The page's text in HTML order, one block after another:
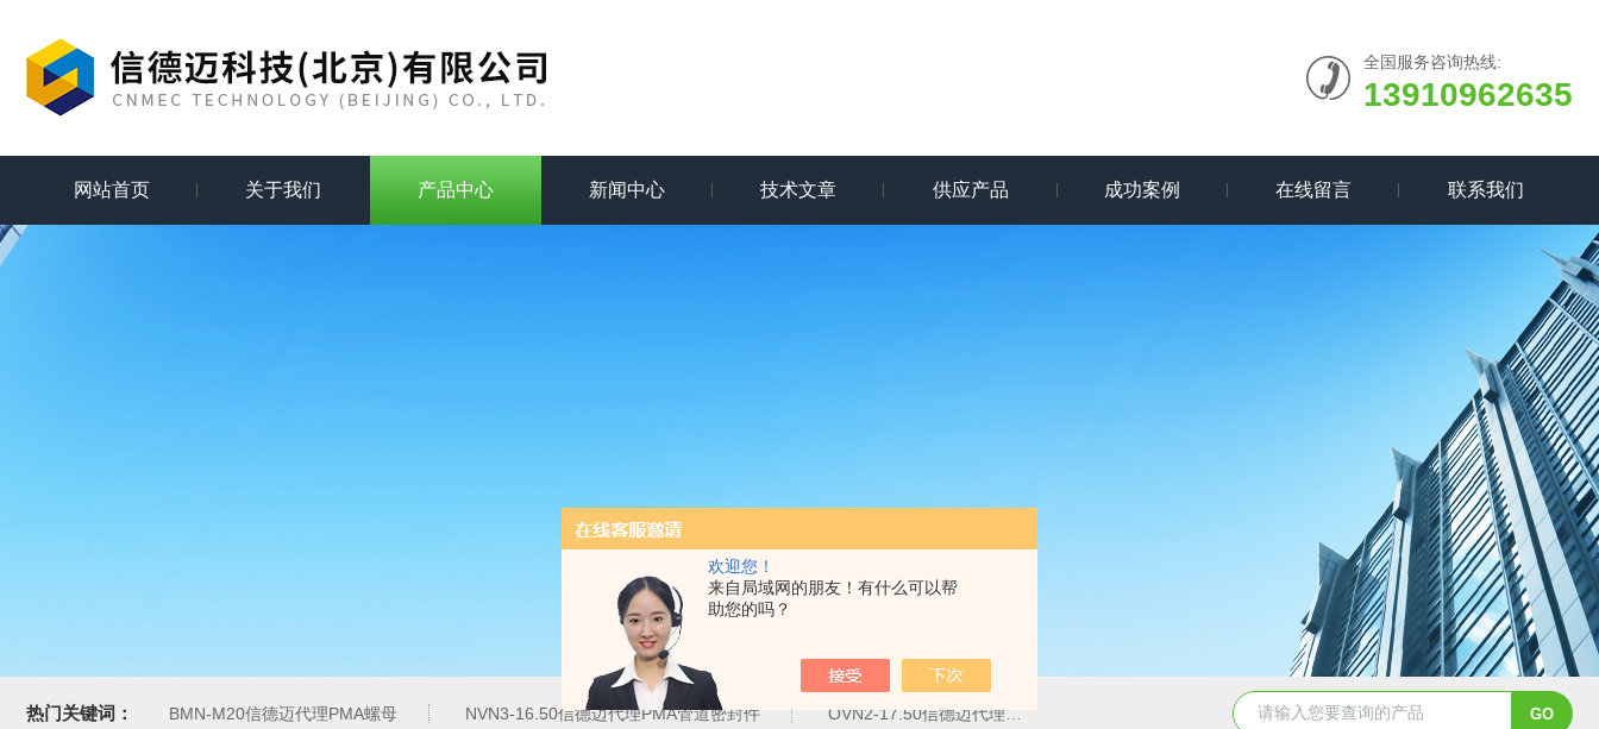
欢迎您！
来自局域网的朋友！有什么可以帮
助您的吗？
全国服务咨询热线:
13910962635
网站首页 关于我们 产品中心 新闻中心 技术文章 供应产品 成功案例 在线留言 联系我们
热门关键词： BMN-M20信德迈代理PMA螺母 NVN3-16.50信德迈代理PMA管道密封件 OVN2-17.50信德迈代理PMA导管夹 5347信德迈代理Parker 45度绝缘防水接头 5353信